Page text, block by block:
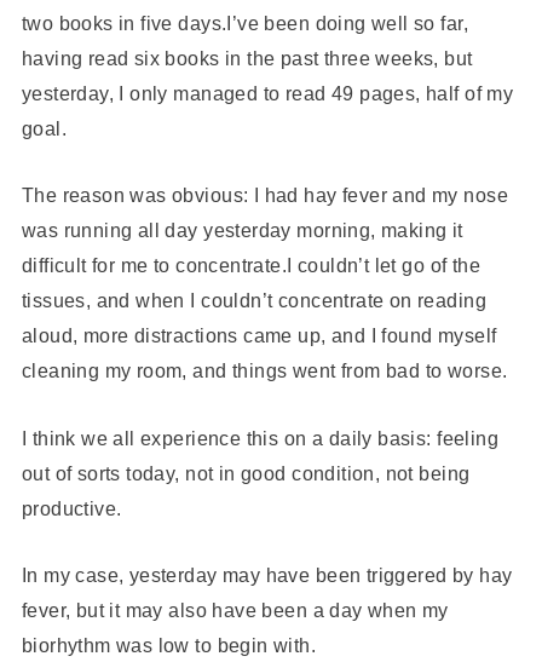
two books in five days.I’ve been doing well so far,
having read six books in the past three weeks, but
yesterday, I only managed to read 49 pages, half of my
goal.
The reason was obvious: I had hay fever and my nose
was running all day yesterday morning, making it
difficult for me to concentrate.I couldn’t let go of the
tissues, and when I couldn’t concentrate on reading
aloud, more distractions came up, and I found myself
cleaning my room, and things went from bad to worse.
I think we all experience this on a daily basis: feeling
out of sorts today, not in good condition, not being
productive.
In my case, yesterday may have been triggered by hay
fever, but it may also have been a day when my
biorhythm was low to begin with.